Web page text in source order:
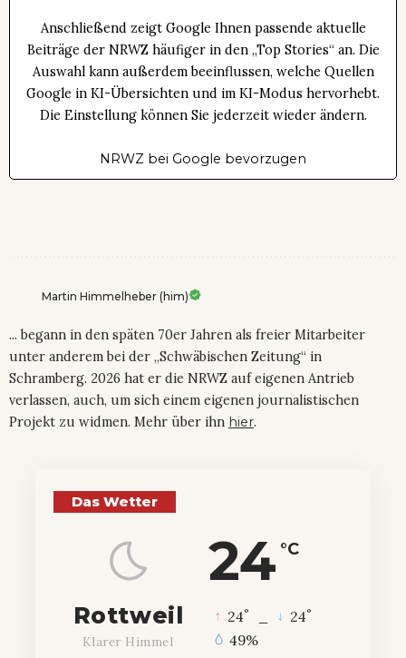
Anschließend zeigt Google Ihnen passende aktuelle
Beiträge der NRWZ häufiger in den „Top Stories“ an. Die
Auswahl kann außerdem beeinflussen, welche Quellen
Google in KI-Übersichten und im KI-Modus hervorhebt.
Die Einstellung können Sie jederzeit wieder ändern.
NRWZ bei Google bevorzugen
Martin Himmelheber (him)
... begann in den späten 70er Jahren als freier Mitarbeiter
unter anderem bei der „Schwäbischen Zeitung“ in
Schramberg. 2026 hat er die NRWZ auf eigenen Antrieb
verlassen, auch, um sich einem eigenen journalistischen
Projekt zu widmen. Mehr über ihn hier.
Das Wetter
24 °C
Rottweil
Klarer Himmel
24° 24°
49%